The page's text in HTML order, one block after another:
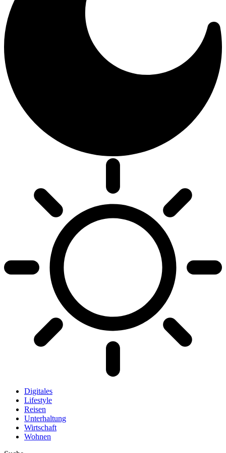
Digitales
Lifestyle
Reisen
Unterhaltung
Wirtschaft
Wohnen